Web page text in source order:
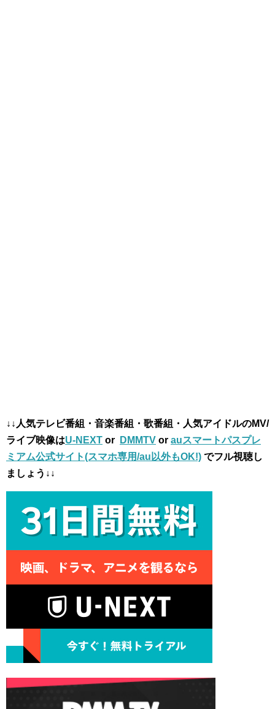
↓↓人気テレビ番組・音楽番組・歌番組・人気アイドルのMV/
ライブ映像はU-NEXT or DMMTV or auスマートパスプレ
ミアム公式サイト(スマホ専用/au以外もOK!) でフル視聴し
ましょう↓↓